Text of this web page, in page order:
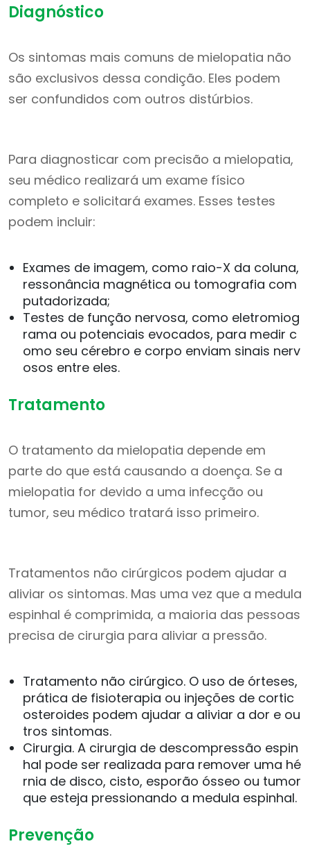
Diagnóstico
Os sintomas mais comuns de mielopatia não
são exclusivos dessa condição. Eles podem
ser confundidos com outros distúrbios.
Para diagnosticar com precisão a mielopatia,
seu médico realizará um exame físico
completo e solicitará exames. Esses testes
podem incluir:
Exames de imagem, como raio-X da coluna,
ressonância magnética ou tomografia com
putadorizada;
Testes de função nervosa, como eletromiog
rama ou potenciais evocados, para medir c
omo seu cérebro e corpo enviam sinais nerv
osos entre eles.
Tratamento
O tratamento da mielopatia depende em
parte do que está causando a doença. Se a
mielopatia for devido a uma infecção ou
tumor, seu médico tratará isso primeiro.
Tratamentos não cirúrgicos podem ajudar a
aliviar os sintomas. Mas uma vez que a medula
espinhal é comprimida, a maioria das pessoas
precisa de cirurgia para aliviar a pressão.
Tratamento não cirúrgico. O uso de órteses,
prática de fisioterapia ou injeções de cortic
osteroides podem ajudar a aliviar a dor e ou
tros sintomas.
Cirurgia. A cirurgia de descompressão espin
hal pode ser realizada para remover uma hé
rnia de disco, cisto, esporão ósseo ou tumor
que esteja pressionando a medula espinhal.
Prevenção